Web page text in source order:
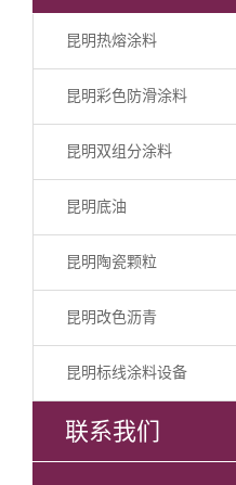
昆明热熔涂料
昆明彩色防滑涂料
昆明双组分涂料
昆明底油
昆明陶瓷颗粒
昆明改色沥青
昆明标线涂料设备
联系我们